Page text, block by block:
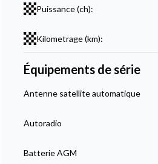
Puissance (ch):
Kilometrage (km):
Équipements de série
Antenne satellite automatique
Autoradio
Batterie AGM